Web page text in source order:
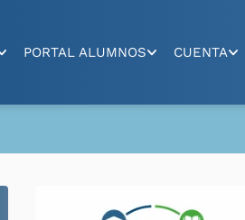
PORTAL ALUMNOS CUENTA